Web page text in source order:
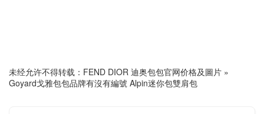
未经允许不得转载： FEND DIOR 迪奥包包官网价格及圖片 »
Goyard戈雅包包品牌有沒有編號 Alpin迷你包雙肩包